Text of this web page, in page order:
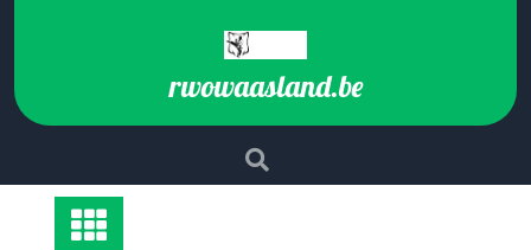
inhoud
rwowaasland.be